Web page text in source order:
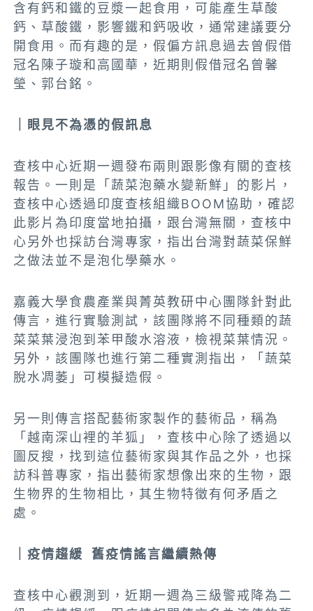
含有鈣和鐵的豆漿一起食用，可能產生草酸
鈣、草酸鐵，影響鐵和鈣吸收，通常建議要分
開食用。而有趣的是，假偏方訊息過去曾假借
冠名陳子璇和高國華，近期則假借冠名曾馨
瑩、郭台銘。
｜眼見不為憑的假訊息
查核中心近期一週發布兩則跟影像有關的查核
報告。一則是「蔬菜泡藥水變新鮮」的影片，
查核中心透過印度查核組織BOOM協助，確認
此影片為印度當地拍攝，跟台灣無關，查核中
心另外也採訪台灣專家，指出台灣對蔬菜保鮮
之做法並不是泡化學藥水。
嘉義大學食農產業與菁英教研中心團隊針對此
傳言，進行實驗測試，該團隊將不同種類的蔬
菜菜葉浸泡到苯甲酸水溶液，檢視菜葉情況。
另外，該團隊也進行第二種實測指出，「蔬菜
脫水凋萎」可模擬造假。
另一則傳言搭配藝術家製作的藝術品，稱為
「越南深山裡的羊狐」，查核中心除了透過以
圖反搜，找到這位藝術家與其作品之外，也採
訪科普專家，指出藝術家想像出來的生物，跟
生物界的生物相比，其生物特徵有何矛盾之
處。
｜疫情趨緩 舊疫情謠言繼續熱傳
查核中心觀測到，近期一週為三級警戒降為二